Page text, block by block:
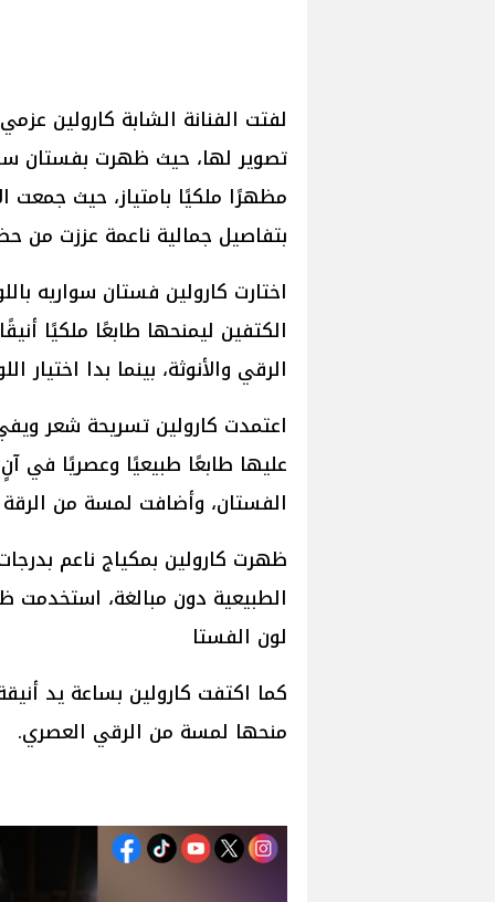
لفتت الفنانة الشابة كارولين
تصوير لها، حيث ظهرت بفستان
مظهرًا ملكيًا بامتياز، حيث جمعت
بتفاصيل جمالية ناعمة عززت من
اختارت كارولين فستان سواريه
الكتفين ليمنحها طابعًا ملكيًا
الرقي والأنوثة، بينما بدا
اعتمدت كارولين تسريحة شعر
عليها طابعًا طبيعيًا وعصريًا في
الفستان، وأضافت لمسة من الرقة
ظهرت كارولين بمكياج ناعم
الطبيعية دون مبالغة، استخدمت
لون الفستا
كما اكتفت كارولين بساعة يد
منحها لمسة من الرقي العصري.